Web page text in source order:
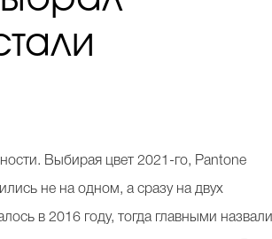
Выбирая цвет 2021-го, Pantone
не на одном, а сразу на двух
в 2016 году, тогда главными назвали